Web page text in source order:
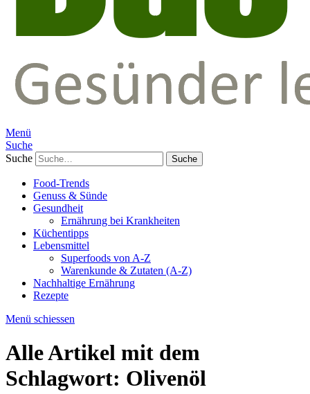
Menü
Suche
Suche
Food-Trends
Genuss & Sünde
Gesundheit
Ernährung bei Krankheiten
Küchentipps
Lebensmittel
Superfoods von A-Z
Warenkunde & Zutaten (A-Z)
Nachhaltige Ernährung
Rezepte
Menü schiessen
Alle Artikel mit dem
Schlagwort: Olivenöl